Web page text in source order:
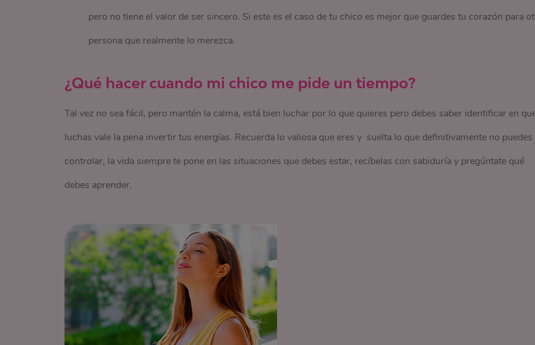
pero no tiene el valor de ser sincero. Si este es el caso de tu chico es mejor que guardes tu corazón para
persona que realmente lo merezca.
¿Qué hacer cuando mi chico me pide un tiempo?
Tal vez no sea fácil, pero mantén la calma, está bien luchar por lo que quieres pero debes saber identificar en
luchas vale la pena invertir tus energías. Recuerda lo valiosa que eres y suelta lo que definitivamente no puedes
controlar, la vida siempre te pone en las situaciones que debes estar, recíbelas con sabiduría y pregúntate qué
debes aprender.